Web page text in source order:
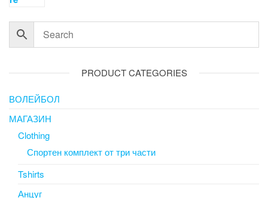
PRODUCT CATEGORIES
ВОЛЕЙБОЛ
МАГАЗИН
Clothing
Спортен комплект от три части
Tshirts
Анцуг